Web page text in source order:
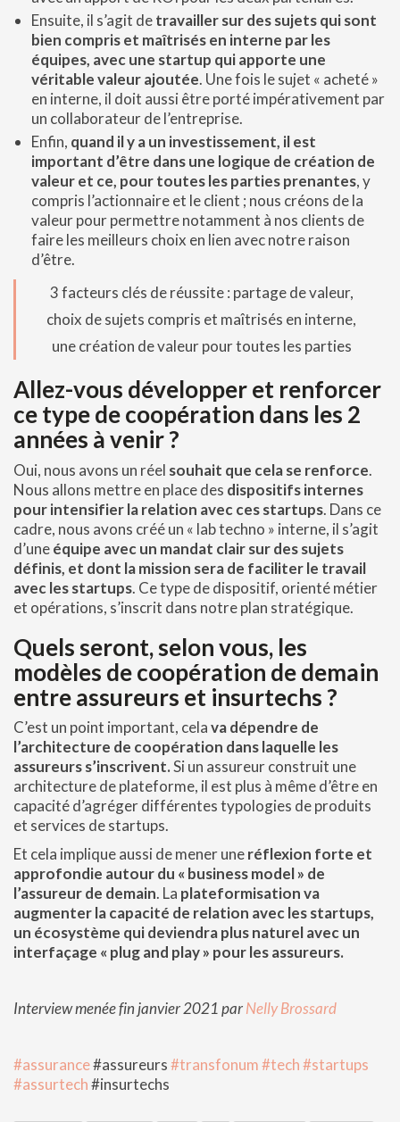
Ensuite, il s’agit detravailler sur des sujets qui sont
bien compris et maîtrisés en interne par les
équipes, avec une startup qui apporte une
véritable valeur ajoutée. Une fois le sujet « acheté »
en interne, il doit aussi être porté impérativement par
un collaborateur de l’entreprise.
Enfin, quand il y a un investissement, il est
important d’être dans une logique de création de
valeur et ce, pour toutes les parties prenantes, y
compris l’actionnaire et le client ; nous créons de la
valeur pour permettre notamment à nos clients de
faire les meilleurs choix en lien avec notre raison
d’être.
3 facteurs clés de réussite : partage de valeur,
choix de sujets compris et maîtrisés en interne,
une création de valeur pour toutes les parties
Allez-vous développer et renforcer
ce type de coopération dans les 2
années à venir ?
Oui, nous avons un réel souhait que cela se renforce.
Nous allons mettre en place des dispositifs internes
pour intensifier la relation avec ces startups. Dans ce
cadre, nous avons créé un « lab techno » interne, il s’agit
d’uneéquipe avec un mandat clair sur des sujets
définis, et dont la mission sera de faciliter le travail
avec les startups. Ce type de dispositif, orienté métier
et opérations, s’inscrit dans notre plan stratégique.
Quels seront, selon vous, les
modèles de coopération de demain
entre assureurs et insurtechs ?
C’est un point important, celava dépendre de
l’architecture de coopération dans laquelle les
assureurs s’inscrivent.Si un assureur construit une
architecture de plateforme, il est plus à même d’être en
capacité d’agréger différentes typologies de produits
et services de startups.
Et cela implique aussi de mener uneréflexion forte et
approfondie autour du « business model » de
l’assureur de demain. La plateformisation va
augmenter la capacité de relation avec les startups,
un écosystème qui deviendra plus naturel avec un
interfaçage « plug and play » pour les assureurs.
Interview menée fin janvier 2021 parNelly Brossard
#assurance#assureurs#transfonum#tech#startups
#assurtech#insurtechs